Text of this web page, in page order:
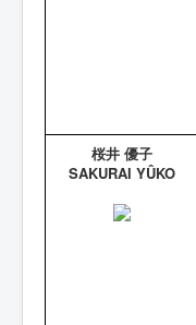
桜井 優子
SAKURAI YÛKO